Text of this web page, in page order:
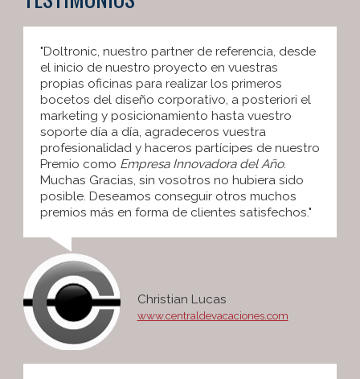
"Doltronic, nuestro partner de referencia, desde
el inicio de nuestro proyecto en vuestras
propias oficinas para realizar los primeros
bocetos del diseño corporativo, a posteriori el
marketing y posicionamiento hasta vuestro
soporte día a día, agradeceros vuestra
profesionalidad y haceros partícipes de nuestro
Premio como Empresa Innovadora del Año.
Muchas Gracias, sin vosotros no hubiera sido
posible. Deseamos conseguir otros muchos
premios más en forma de clientes satisfechos."
Christian Lucas
www.centraldevacaciones.com